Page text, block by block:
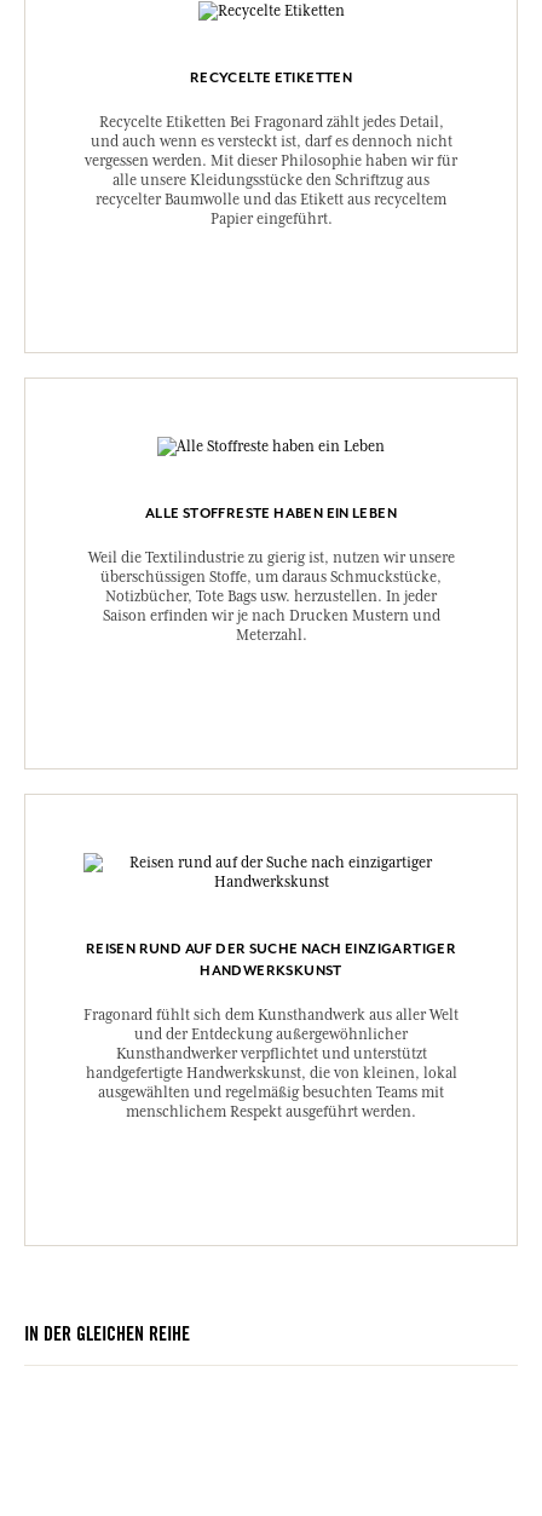
RECYCELTE ETIKETTEN
Recycelte Etiketten Bei Fragonard zählt jedes Detail,
und auch wenn es versteckt ist, darf es dennoch nicht
vergessen werden. Mit dieser Philosophie haben wir für
alle unsere Kleidungsstücke den Schriftzug aus
recycelter Baumwolle und das Etikett aus recyceltem
Papier eingeführt.
ALLE STOFFRESTE HABEN EIN LEBEN
Weil die Textilindustrie zu gierig ist, nutzen wir unsere
überschüssigen Stoffe, um daraus Schmuckstücke,
Notizbücher, Tote Bags usw. herzustellen. In jeder
Saison erfinden wir je nach Drucken Mustern und
Meterzahl.
REISEN RUND AUF DER SUCHE NACH EINZIGARTIGER
HANDWERKSKUNST
Fragonard fühlt sich dem Kunsthandwerk aus aller Welt
und der Entdeckung außergewöhnlicher
Kunsthandwerker verpflichtet und unterstützt
handgefertigte Handwerkskunst, die von kleinen, lokal
ausgewählten und regelmäßig besuchten Teams mit
menschlichem Respekt ausgeführt werden.
IN DER GLEICHEN REIHE